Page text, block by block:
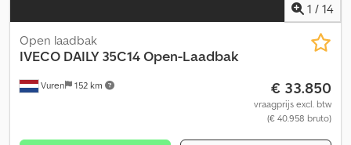
1 / 14
Vuren 152 km
Open laadbak
IVECO DAILY 35C14 Open-Laadbak
€ 33.850
vraagprijs excl. btw
(€ 40.958 bruto)